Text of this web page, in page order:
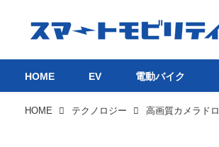
HOME EV 電動バイク
HOME テクノロジー